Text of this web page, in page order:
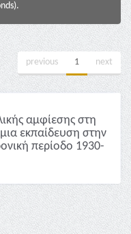
previous 1 next
αμφίεσης στη
εκπαίδευση στην
περίοδο 1930-